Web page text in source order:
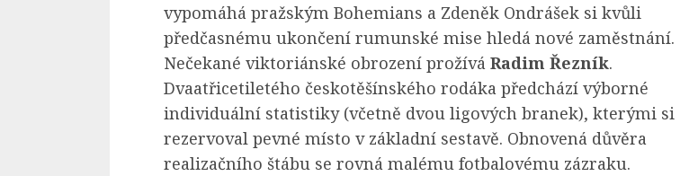
vypomáhá pražským Bohemians a Zdeněk Ondrášek si kvůli
předčasnému ukončení rumunské mise hledá nové zaměstnání.
Nečekané viktoriánské obrození prožívá Radim Řezník.
Dvaatřicetiletého českotěšínského rodáka předchází výborné
individuální statistiky (včetně dvou ligových branek), kterými si
rezervoval pevné místo v základní sestavě. Obnovená důvěra
realizačního štábu se rovná malému fotbalovému zázraku.